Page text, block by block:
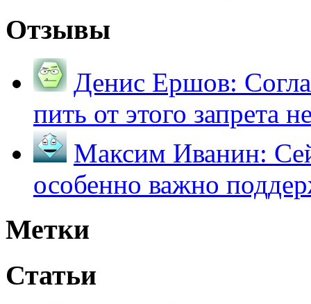
Отзывы
Денис Ершов:
пить от этого запрета
Максим Иванин:
особенно важно
Метки
Статьи